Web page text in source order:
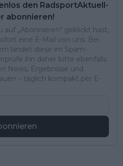
den RadsportAktuell-
abonnieren!
auf „Abonnieren“ geklickt hast,
eine E-Mail von uns. Bei
landet diese im Spam-
ihn daher bitte ebenfalls.
News, Ergebnisse und
– täglich kompakt per E-